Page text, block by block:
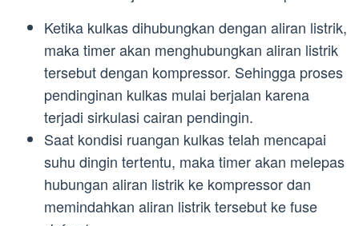
Ketika kulkas dihubungkan dengan aliran listrik,
maka timer akan menghubungkan aliran listrik
tersebut dengan kompressor. Sehingga proses
pendinginan kulkas mulai berjalan karena
terjadi sirkulasi cairan pendingin.
Saat kondisi ruangan kulkas telah mencapai
suhu dingin tertentu, maka timer akan melepas
hubungan aliran listrik ke kompressor dan
memindahkan aliran listrik tersebut ke fuse